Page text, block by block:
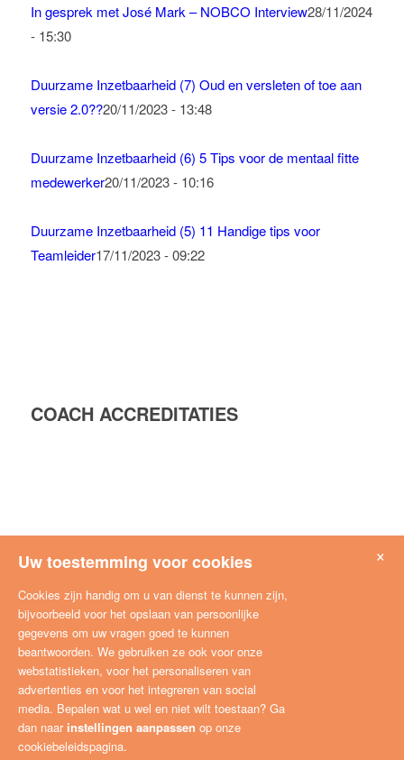
In gesprek met José Mark – NOBCO Interview28/11/2024
- 15:30
Duurzame Inzetbaarheid (7) Oud en versleten of toe aan
versie 2.0??20/11/2023 - 13:48
Duurzame Inzetbaarheid (6) 5 Tips voor de mentaal fitte
medewerker20/11/2023 - 10:16
Duurzame Inzetbaarheid (5) 11 Handige tips voor
Teamleider17/11/2023 - 09:22
COACH ACCREDITATIES
© copyright - CoachNetwerk -
×
Uw toestemming voor cookies
Cookies zijn handig om u van dienst te kunnen zijn,
bijvoorbeeld voor het opslaan van persoonlijke
gegevens om uw vragen goed te kunnen
beantwoorden. We gebruiken ze ook voor onze
webstatistieken, voor het personaliseren van
advertenties en voor het integreren van social
media. Bepalen wat u wel en niet wilt toestaan? Ga
dan naar instellingen aanpassen op onze
cookiebeleidspagina.